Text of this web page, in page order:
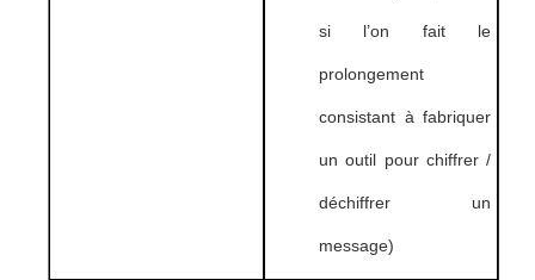
si l’on fait le
prolongement
consistant à fabriquer
un outil pour chiffrer /
déchiffrer un
message)